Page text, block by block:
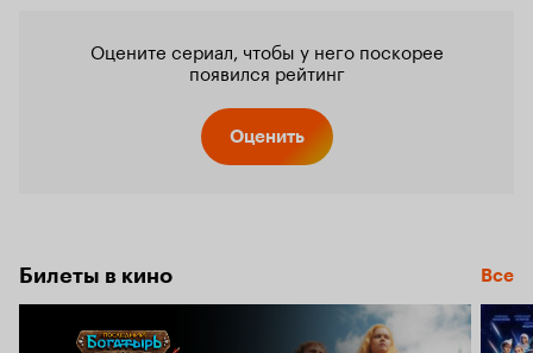
Оцените сериал, чтобы у него поскорее
появился рейтинг
Оценить
Билеты в кино Все